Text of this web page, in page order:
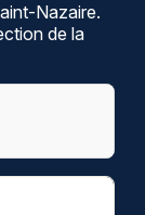
Nazaire.
de la